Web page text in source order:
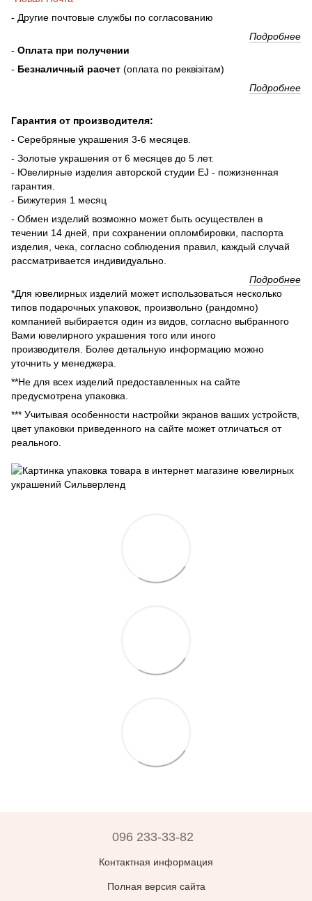
- Другие почтовые службы по согласованию
Подробнее
- Оплата при получении
- Безналичный расчет (оплата по реквізітам)
Подробнее
Гарантия от производителя:
- Серебряные украшения 3-6 месяцев.
- Золотые украшения от 6 месяцев до 5 лет.
- Ювелирные изделия авторской студии EJ - пожизненная
гарантия.
- Бижутерия 1 месяц
- Обмен изделий возможно может быть осуществлен в
течении 14 дней, при сохранении опломбировки, паспорта
изделия, чека, согласно соблюдения правил, каждый случай
рассматривается индивидуально.
Подробнее
*Для ювелирных изделий может использоваться несколько
типов подарочных упаковок, произвольно (рандомно)
компанией выбирается один из видов, согласно выбранного
Вами ювелирного украшения того или иного
производителя. Более детальную информацию можно
уточнить у менеджера.
**Не для всех изделий предоставленных на сайте
предусмотрена упаковка.
*** Учитывая особенности настройки экранов ваших устройств,
цвет упаковки приведенного на сайте может отличаться от
реального.
096 233-33-82
Контактная информация
Полная версия сайта